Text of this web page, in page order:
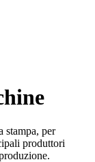
stampa, per
produttori